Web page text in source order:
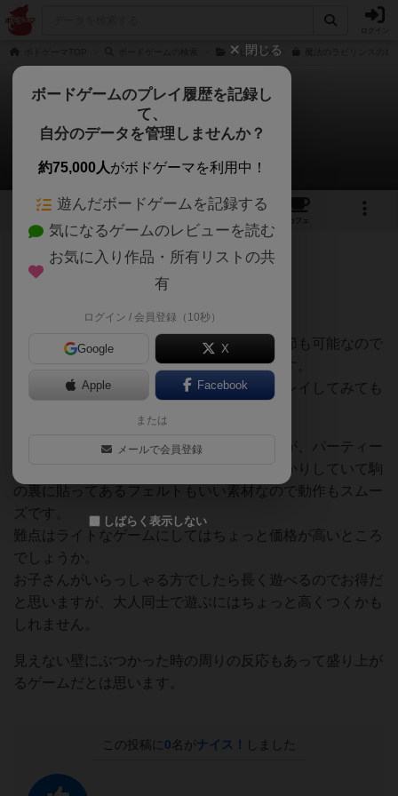
ラビリンス
魔法のラビリンス
遊べる美容室 HAIR EYさんのレビュー
8 1 19
カフェ
205名 0名 0 9年以上前
子供と大人が楽しく遊べるゲームです。
見えない壁の演出が素晴らしく、難易度調節も可能なので
小さいお子さんでも楽しく遊べると思います。
大人同士でも弱った（笑）記憶力同士でプレイしてみても
大人同士が真剣に遊ぶゲームではないですが、パーティー
ゲームとしては完成度も高く、作りもしっかりしていて駒
の裏に貼ってあるフェルトもいい素材なので動作もスムー
ズです。
難点はライトなゲームにしてはちょっと価格が高いところ
でしょうか。
お子さんがいらっしゃる方でしたら長く遊べるのでお得だ
と思いますが、大人同士で遊ぶにはちょっと高くつくかも
しれません。
見えない壁にぶつかった時の周りの反応もあって盛り上が
るゲームだとは思います。
この投稿に 0名がナイス！ しました
閉じる
ボードゲームのプレイ履歴を記録し
て、
自分のデータを管理しませんか？
約75,000人がボドゲーマを利用中！
遊んだボードゲームを記録する
気になるゲームのレビューを読む
お気に入り作品・所有リストの共
有
ログイン / 会員登録（10秒）
Google X
Apple Facebook
または
メールで会員登録
しばらく表示しない